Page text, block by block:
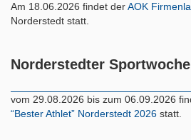
Am 18.06.2026 findet derAOK
Norderstedt statt.
Norderstedter Sportwoche
vom 29.08.2026 bis zum 06.09.2026
“Bester Athlet” Norderstedt 2026 statt.